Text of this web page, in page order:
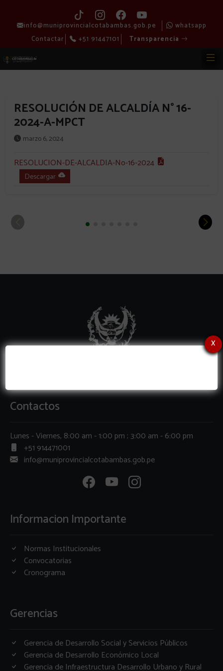
info@muniprovincialcotabambas.gob.pe
whatsapp
Contactar
+51 91447101 Transparencia
RESOLUCIÓN DE ALCALDÍA N° 16-
2024-A-MPCT
marzo 6, 2024
RESOLUCION-DE-ALCALDIA-No-16-2024
Descargar
x
Contactos
Lunes - Viernes, 8:00 am - 1:00 pm ; 3:00 am - 6:00 pm
+51 914471001
info@muniprovincialcotabambas.gob.pe
Informacion Importante
Normas Institucionales
Convocatorias
Cronograma
Gerencias
Gerencia de Desarrollo Social y Servicios Públicos
Gerencia de Desarrollo Económico Local
Gerencia de Infraestructura Desarrollo Urbano y Rural